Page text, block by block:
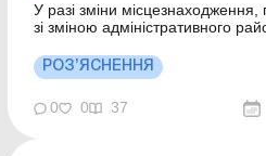
У разі зміни місцезнаходження,
зі зміною адміністративного
установлені особливості
відомості щодо яких не
(неприбуткові організації,
нерезидентів тощо)
РОЗ’ЯСНЕННЯ
0 0 37